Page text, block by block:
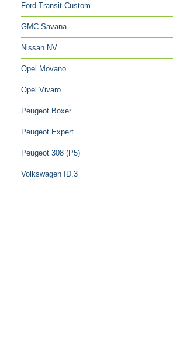
Ford Transit Custom
GMC Savana
Nissan NV
Opel Movano
Opel Vivaro
Peugeot Boxer
Peugeot Expert
Peugeot 308 (P5)
Volkswagen ID.3